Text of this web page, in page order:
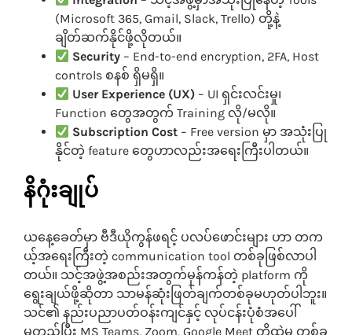
(Microsoft 365, Gmail, Slack, Trello) တို့နဲ့
ချိတ်ဆက်နိုင်ဖို့လိုတယ်။
Security – End-to-end encryption, 2FA, Host
controls စနစ် ရှိမရှိ။
User Experience (UX) – UI ရှင်းလင်းမှု၊
Function တွေအတွက် Training လို/မလို။
Subscription Cost – Free version မှာ အသုံးပြု
နိုင်တဲ့ feature တွေဟာလည်းအရေးကြီးပါတယ်။
နိဂုံးချုပ်
ယနေ့ခေတ်မှာ ဗီဒီယိုကွန်ဖရင့် ပလပ်ဖောင်းများ ဟာ တက
ယ့်အရေးကြီးတဲ့ communication tool တစ်ခုဖြစ်လာပါ
တယ်။ သင့်အဖွဲ့အစည်းအတွက်မှန်ကန်တဲ့ platform ကို
ရွေးချယ်ဖို့ဆိုတာ သာမန်ဆုံးဖြတ်ချက်တစ်ခုမဟုတ်ပါဘူး။
သင်၏ နည်းပညာပတ်ဝန်းကျင်နှင့် လုပ်ငန်းပုံစံအပေါ်
မူတည်ပြီး MS Teams, Zoom, Google Meet တို့ထဲမှ တစ်ခု